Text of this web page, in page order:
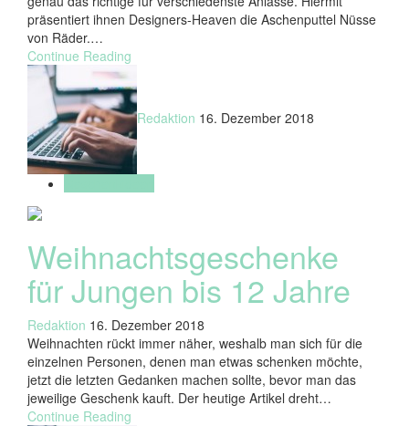
präsentiert ihnen Designers-Heaven die Aschenputtel Nüsse
von Räder.…
Continue Reading
Redaktion 16. Dezember 2018
Weihnachtsgeschenke
für Jungen bis 12 Jahre
Redaktion 16. Dezember 2018
Weihnachten rückt immer näher, weshalb man sich für die
einzelnen Personen, denen man etwas schenken möchte,
jetzt die letzten Gedanken machen sollte, bevor man das
jeweilige Geschenk kauft. Der heutige Artikel dreht…
Continue Reading